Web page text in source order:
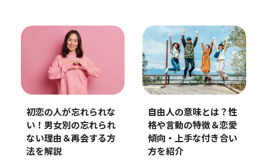
初恋の人が忘れられな
い！男女別の忘れられ
ない理由＆再会する方
法を解説
自由人の意味とは？性
格や言動の特徴＆恋愛
傾向・上手な付き合い
方を紹介